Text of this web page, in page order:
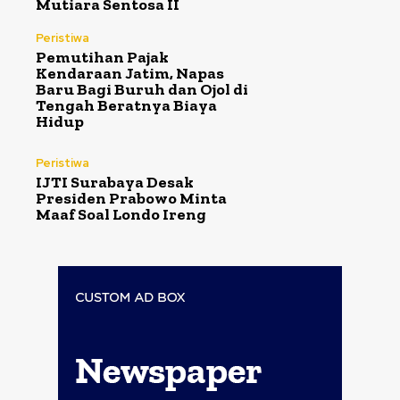
Mutiara Sentosa II
Peristiwa
Pemutihan Pajak
Kendaraan Jatim, Napas
Baru Bagi Buruh dan Ojol di
Tengah Beratnya Biaya
Hidup
Peristiwa
IJTI Surabaya Desak
Presiden Prabowo Minta
Maaf Soal Londo Ireng